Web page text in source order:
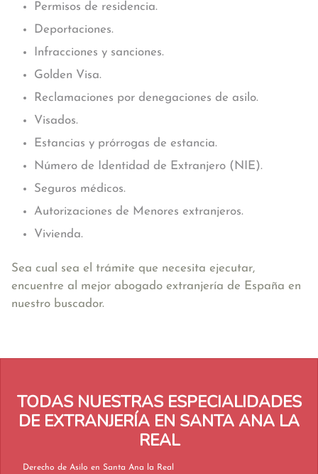
Permisos de residencia.
Deportaciones.
Infracciones y sanciones.
Golden Visa.
Reclamaciones por denegaciones de asilo.
Visados.
Estancias y prórrogas de estancia.
Número de Identidad de Extranjero (NIE).
Seguros médicos.
Autorizaciones de Menores extranjeros.
Vivienda.
Sea cual sea el trámite que necesita ejecutar,
encuentre al mejor abogado extranjería de España en
nuestro buscador.
TODAS NUESTRAS ESPECIALIDADES
DE EXTRANJERÍA EN SANTA ANA LA
REAL
Derecho de Asilo en Santa Ana la Real